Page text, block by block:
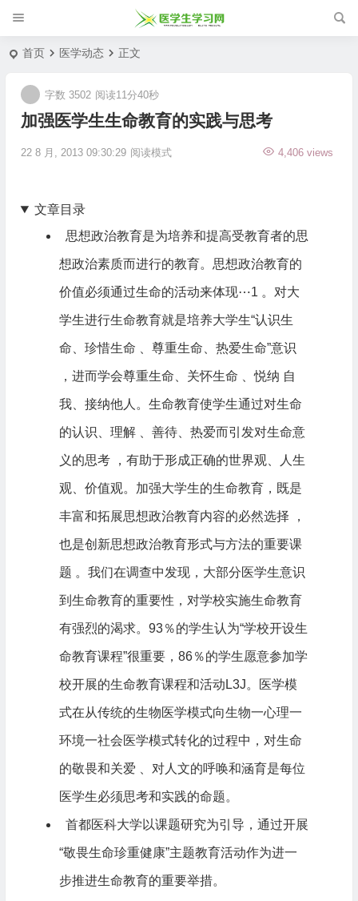
首页 医学动态 正文
加强医学生生命教育的实践与思考
22 8 月, 2013 09:30:29 4,406 views
字数 3502 阅读11分40秒
阅读模式
文章目录
思想政治教育是为培养和提高受教育者的思
想政治素质而进行的教育。思想政治教育的
价值必须通过生命的活动来体现⋯1 。对大
学生进行生命教育就是培养大学生“认识生
命、珍惜生命 、尊重生命、热爱生命”意识
，进而学会尊重生命、关怀生命 、悦纳 自
我、接纳他人。生命教育使学生通过对生命
的认识、理解 、善待、热爱而引发对生命意
义的思考 ，有助于形成正确的世界观、人生
观、价值观。加强大学生的生命教育，既是
丰富和拓展思想政治教育内容的必然选择 ，
也是创新思想政治教育形式与方法的重要课
题 。我们在调查中发现，大部分医学生意识
到生命教育的重要性，对学校实施生命教育
有强烈的渴求。93％的学生认为“学校开设生
命教育课程”很重要，86％的学生愿意参加学
校开展的生命教育课程和活动L3J。医学模
式在从传统的生物医学模式向生物一心理一
环境一社会医学模式转化的过程中，对生命
的敬畏和关爱 、对人文的呼唤和涵育是每位
医学生必须思考和实践的命题。
首都医科大学以课题研究为引导，通过开展
“敬畏生命珍重健康”主题教育活动作为进一
步推进生命教育的重要举措。